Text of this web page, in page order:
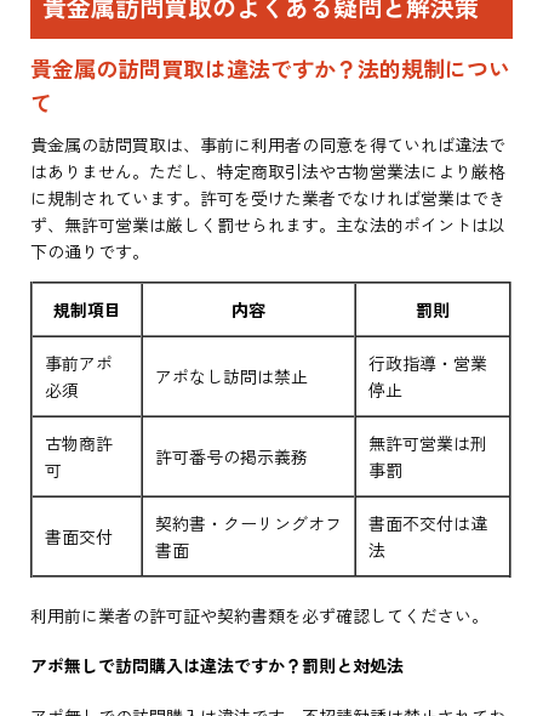
貴金属の訪問買取は違法ですか？法的規制につい
て
貴金属の訪問買取は、事前に利用者の同意を得ていれば違法で
はありません。ただし、特定商取引法や古物営業法により厳格
に規制されています。許可を受けた業者でなければ営業はでき
ず、無許可営業は厳しく罰せられます。主な法的ポイントは以
下の通りです。
規制項目 内容 罰則
事前アポ
必須
アポなし訪問は禁止
行政指導・営業
停止
古物商許
可
許可番号の掲示義務
無許可営業は刑
事罰
書面交付
契約書・クーリングオフ
書面
書面不交付は違
法
利用前に業者の許可証や契約書類を必ず確認してください。
アポ無しで訪問購入は違法ですか？罰則と対処法